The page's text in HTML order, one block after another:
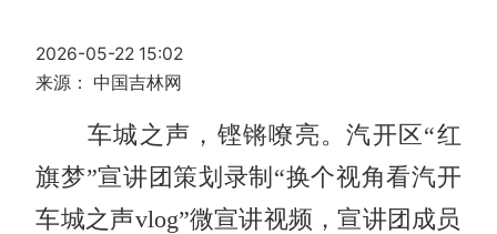
2026-05-22 15:02
来源： 中国吉林网
车城之声，铿锵嘹亮。汽开区“红
旗梦”宣讲团策划录制“换个视角看汽开
车城之声vlog”微宣讲视频，宣讲团成员